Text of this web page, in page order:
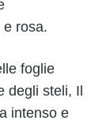
e rosa.
foglie
degli steli, Il
intenso e